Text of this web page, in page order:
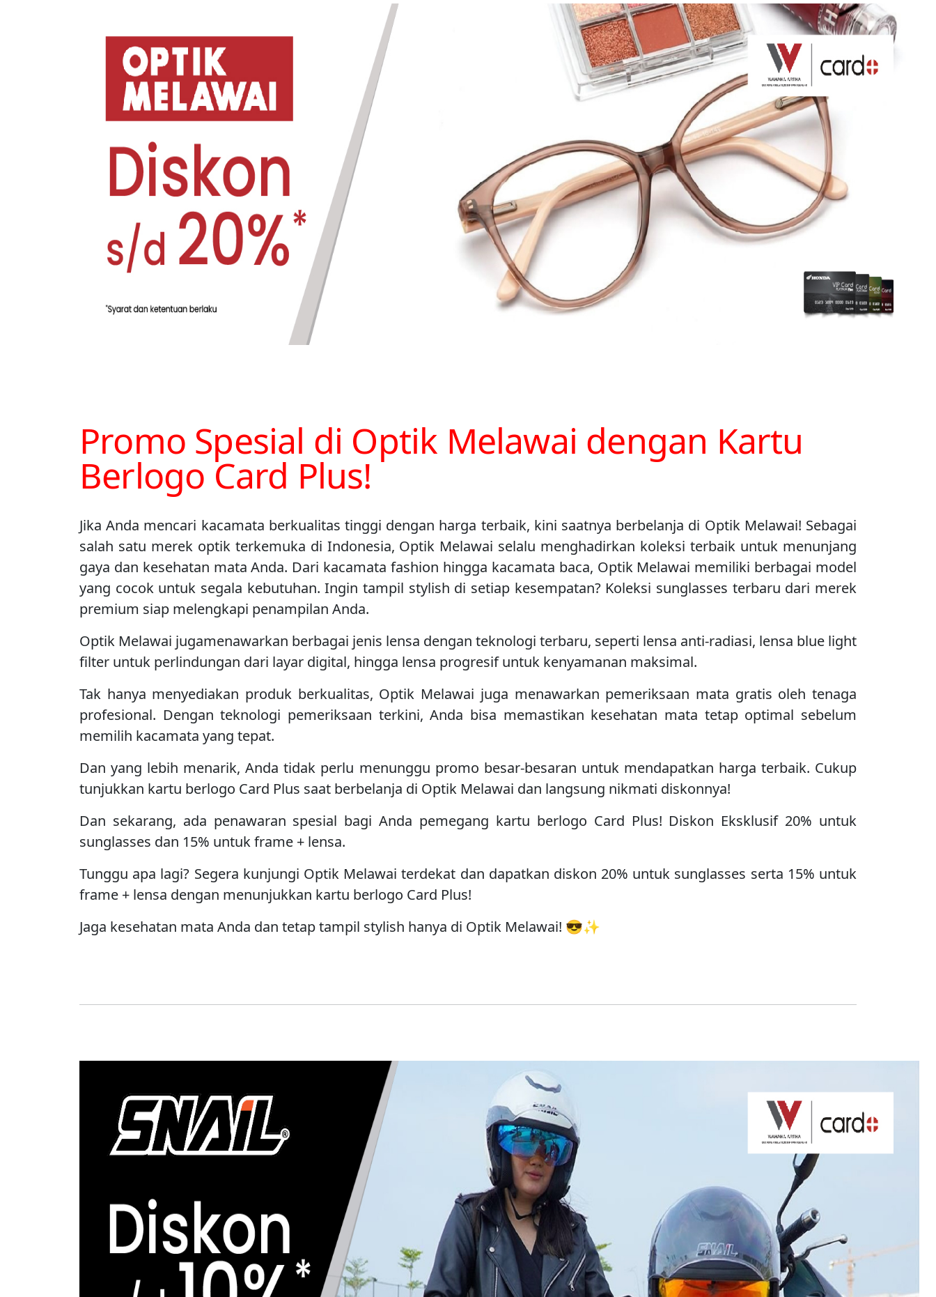
Promo Spesial di Optik Melawai dengan Kartu
Berlogo Card Plus!
Jika Anda mencari kacamata berkualitas tinggi dengan harga terbaik, kini saatnya berbelanja di Optik Melawai! Sebagai
salah satu merek optik terkemuka di Indonesia, Optik Melawai selalu menghadirkan koleksi terbaik untuk menunjang
gaya dan kesehatan mata Anda. Dari kacamata fashion hingga kacamata baca, Optik Melawai memiliki berbagai model
yang cocok untuk segala kebutuhan. Ingin tampil stylish di setiap kesempatan? Koleksi sunglasses terbaru dari merek
premium siap melengkapi penampilan Anda.
Optik Melawai jugamenawarkan berbagai jenis lensa dengan teknologi terbaru, seperti lensa anti-radiasi, lensa blue light
filter untuk perlindungan dari layar digital, hingga lensa progresif untuk kenyamanan maksimal.
Tak hanya menyediakan produk berkualitas, Optik Melawai juga menawarkan pemeriksaan mata gratis oleh tenaga
profesional. Dengan teknologi pemeriksaan terkini, Anda bisa memastikan kesehatan mata tetap optimal sebelum
memilih kacamata yang tepat.
Dan yang lebih menarik, Anda tidak perlu menunggu promo besar-besaran untuk mendapatkan harga terbaik. Cukup
tunjukkan kartu berlogo Card Plus saat berbelanja di Optik Melawai dan langsung nikmati diskonnya!
Dan sekarang, ada penawaran spesial bagi Anda pemegang kartu berlogo Card Plus! Diskon Eksklusif 20% untuk
sunglasses dan 15% untuk frame + lensa.
Tunggu apa lagi? Segera kunjungi Optik Melawai terdekat dan dapatkan diskon 20% untuk sunglasses serta 15% untuk
frame + lensa dengan menunjukkan kartu berlogo Card Plus!
Jaga kesehatan mata Anda dan tetap tampil stylish hanya di Optik Melawai! 😎✨